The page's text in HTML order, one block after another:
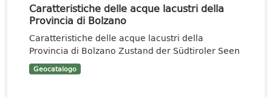
Caratteristiche delle acque lacustri della
Provincia di Bolzano
Caratteristiche delle acque lacustri della
Provincia di Bolzano Zustand der Südtiroler Seen
Geocatalogo